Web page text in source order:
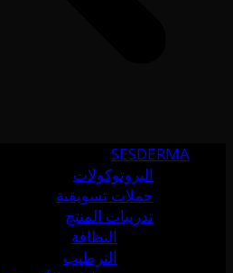
SESDERMA
البروتوكولات
حملات تسويقية
تدريبات المنتج
النظافة
الترطيب